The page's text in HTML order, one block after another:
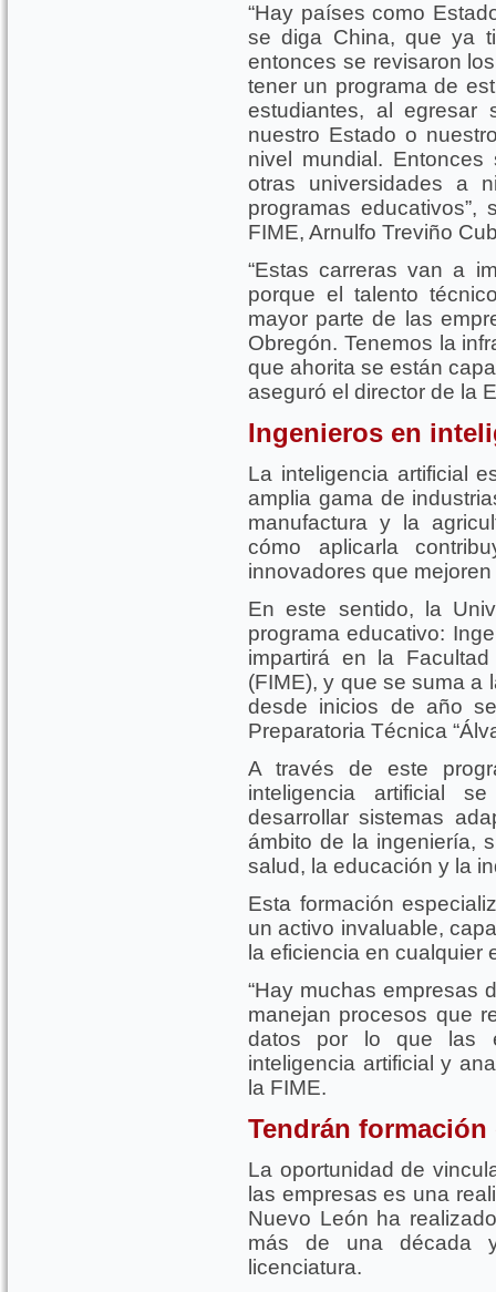
“Hay países como
se diga China, que ya
entonces se revisaron
tener un programa de
estudiantes, al egresar
nuestro Estado o
nivel mundial.
otras universidades a
programas
FIME, Arnulfo Treviño
“Estas carreras van a
porque el talento
mayor parte de las
Obregón. Tenemos la
que ahorita se están
aseguró el director de la
Ingenieros en
La inteligencia artificial
amplia gama de
manufactura y la
cómo aplicarla
innovadores que
En este sentido, la
programa educativo:
impartirá en la
(FIME), y que se suma a
desde inicios de año
Preparatoria Técnica
A través de este
inteligencia artificial
desarrollar sistemas
ámbito de la ingeniería,
salud, la educación y la
Esta formación
un activo invaluable,
la eficiencia en cualquier
“Hay muchas empresas
manejan procesos que
datos por lo que las
inteligencia artificial y
la FIME.
Tendrán
La oportunidad de
las empresas es una
Nuevo León ha
más de una década
licenciatura.